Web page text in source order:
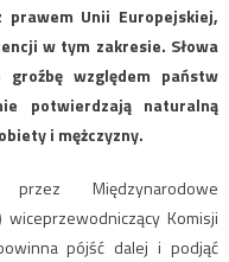
Unii Europejskiej,
w tym zakresie. Słowa
groźbę względem państw
potwierdzają naturalną
i mężczyzny.
Międzynarodowe
Komisji
pójść dalej i podjąć